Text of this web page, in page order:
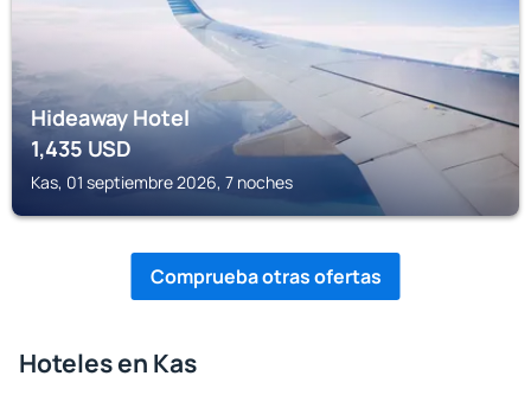
Hideaway Hotel
1,435USD
Kas, 01 septiembre 2026, 7 noches
Comprueba otras ofertas
Hoteles en Kas